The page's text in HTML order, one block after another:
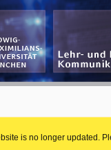
is no longer updated.